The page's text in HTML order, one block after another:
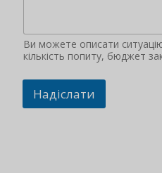
Ви можете описати
кількість попиту, бюджет
Надіслати